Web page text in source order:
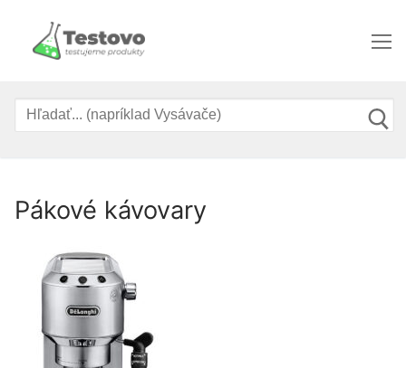
obsah
Hľadať:
Pákové kávovary